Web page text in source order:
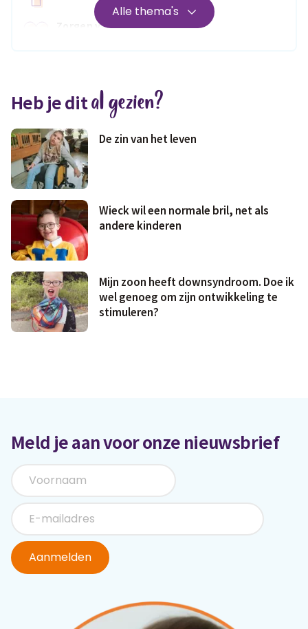
Zorgen voor
Wonen
Geld & wetten
Alle thema's
Heb je dital gezien?
De zin van het leven
Wieck wil een normale bril, net als
andere kinderen
Mijn zoon heeft downsyndroom. Doe ik
wel genoeg om zijn ontwikkeling te
stimuleren?
Meld je aan voor onze nieuwsbrief
Aanmelden